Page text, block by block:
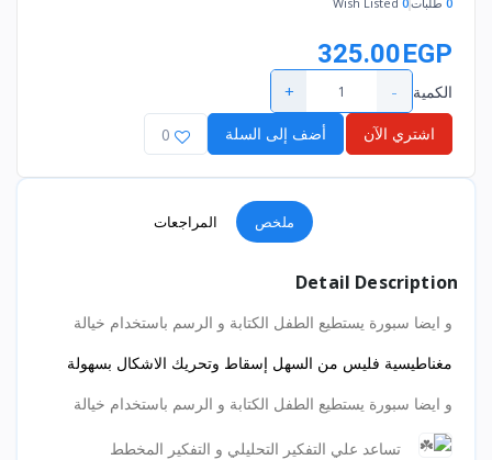
325.00EGP
الكمية -
+
اشتري الآن أضف إلى السلة 0
ملخص المراجعات
Detail Description
و ايضا سبورة يستطيع الطفل الكتابة و الرسم باستخدام خيالة
مغناطيسية فليس من السهل إسقاط وتحريك الاشكال بسهولة
و ايضا سبورة يستطيع الطفل الكتابة و الرسم باستخدام خيالة
تساعد علي التفكير التحليلي و التفكير المخطط